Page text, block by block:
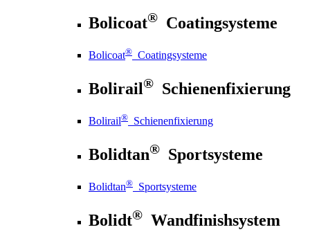
Bolicoat® Coatingsysteme
Bolicoat® Coatingsysteme
Bolirail® Schienenfixierung
Bolirail® Schienenfixierung
Bolidtan® Sportsysteme
Bolidtan® Sportsysteme
Bolidt® Wandfinishsystem